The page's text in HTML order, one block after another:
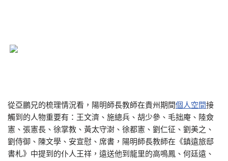
從亞鵬兄的梳理情況看，陽明師長教師在貴州期間個人空間接
觸到的人物重要有：王文濟、施總兵、胡少參、毛拙庵、陸僉
憲、張憲長、徐掌教、黃太守澍、徐都憲、劉仁征、劉美之、
劉侍御、陳文學、安宣慰、席書，陽明師長教師在《鎮遠旅邸
書札》中提到的仆人王祥，遠送他到龍里的高鳴鳳、何廷遠、